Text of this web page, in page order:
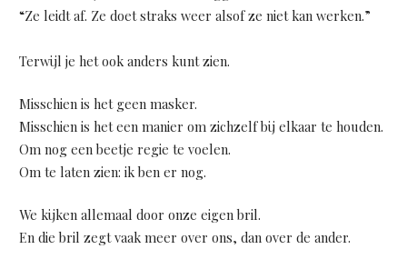
“Ze leidt af. Ze doet straks weer alsof ze niet kan werken.”
Terwijl je het ook anders kunt zien.
Misschien is het geen masker.
Misschien is het een manier om zichzelf bij elkaar te houden.
Om nog een beetje regie te voelen.
Om te laten zien: ik ben er nog.
We kijken allemaal door onze eigen bril.
En die bril zegt vaak meer over ons, dan over de ander.